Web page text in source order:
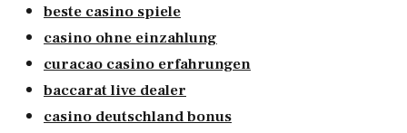
beste casino spiele
casino ohne einzahlung
curacao casino erfahrungen
baccarat live dealer
casino deutschland bonus